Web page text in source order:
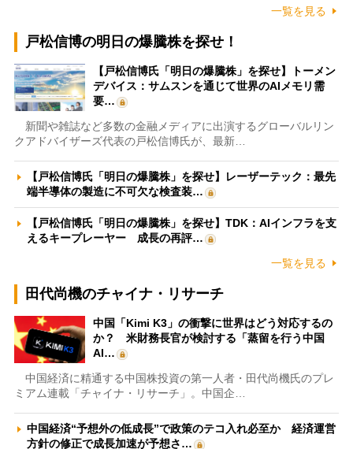
一覧を見る
戸松信博の明日の爆騰株を探せ！
【戸松信博氏「明日の爆騰株」を探せ】トーメン
デバイス：サムスンを通じて世界のAIメモリ需
要…
新聞や雑誌など多数の金融メディアに出演するグローバルリン
クアドバイザーズ代表の戸松信博氏が、最新…
【戸松信博氏「明日の爆騰株」を探せ】レーザーテック：最先
端半導体の製造に不可欠な検査装…
【戸松信博氏「明日の爆騰株」を探せ】TDK：AIインフラを支
えるキープレーヤー 成長の再評…
一覧を見る
田代尚機のチャイナ・リサーチ
中国「Kimi K3」の衝撃に世界はどう対応するの
か？ 米財務長官が検討する「蒸留を行う中国
AI…
中国経済に精通する中国株投資の第一人者・田代尚機氏のプレ
ミアム連載「チャイナ・リサーチ」。中国企…
中国経済“予想外の低成長”で政策のテコ入れ必至か 経済運営
方針の修正で成長加速が予想さ…